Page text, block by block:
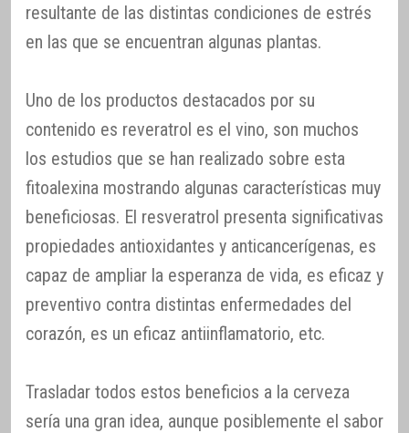
resultante de las distintas condiciones de estrés
en las que se encuentran algunas plantas.
Uno de los productos destacados por su
contenido es reveratrol es el vino, son muchos
los estudios que se han realizado sobre esta
fitoalexina mostrando algunas características muy
beneficiosas. El resveratrol presenta significativas
propiedades antioxidantes y anticancerígenas, es
capaz de ampliar la esperanza de vida, es eficaz y
preventivo contra distintas enfermedades del
corazón, es un eficaz antiinflamatorio, etc.
Trasladar todos estos beneficios a la cerveza
sería una gran idea, aunque posiblemente el sabor